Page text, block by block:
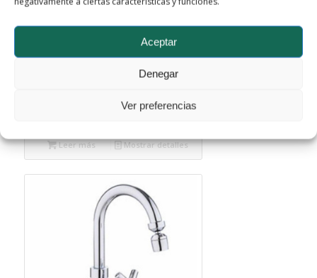
Aceptar
Denegar
Ver preferencias
Leer más Mostrar detalles